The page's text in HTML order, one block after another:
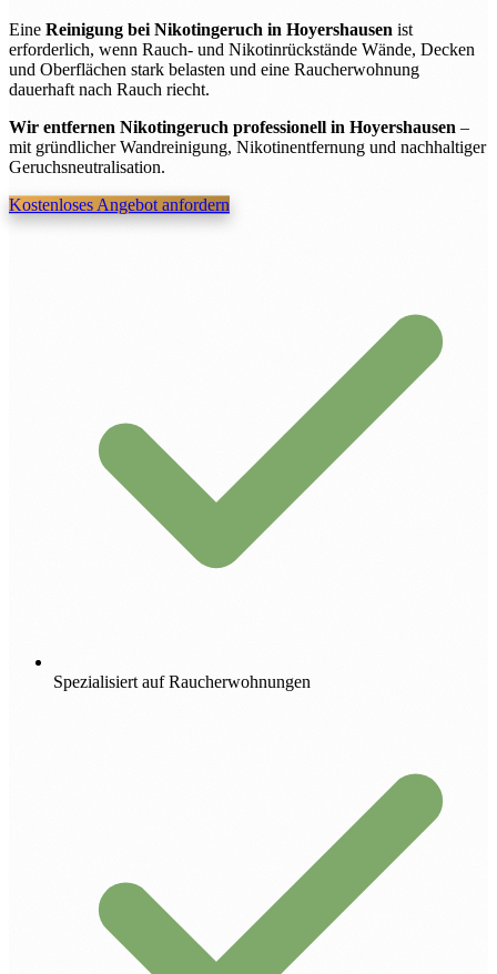
Eine Reinigung bei Nikotingeruch in Hoyershausen ist
erforderlich, wenn Rauch- und Nikotinrückstände Wände, Decken
und Oberflächen stark belasten und eine Raucherwohnung
dauerhaft nach Rauch riecht.
Wir entfernen Nikotingeruch professionell in Hoyershausen –
mit gründlicher Wandreinigung, Nikotinentfernung und nachhaltiger
Geruchsneutralisation.
Kostenloses Angebot anfordern
Spezialisiert auf Raucherwohnungen